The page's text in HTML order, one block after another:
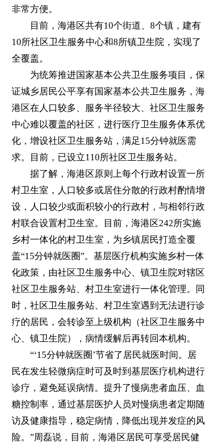
非常方便。
目前，海港区共有10个街道、8个镇，建有
10所社区卫生服务中心和8所镇卫生院，实现了
全覆盖。
为统筹推进国家基本公共卫生服务项目，保
证城乡居民公平享有国家基本公共卫生服务，海
港区在人口较多、服务半径较大、社区卫生服务
中心难以覆盖的社区，进行医疗卫生服务体系优
化，增设社区卫生服务站，满足15分钟就医需
求。目前，已设立110所社区卫生服务站。
据了解，海港区原则上每个行政村设置一所
村卫生室，人口较多或居住分散的行政村酌情增
设，人口较少或面积较小的行政村，与相邻行政
村联合设置村卫生室。目前，海港区242所实施
乡村一体化的村卫生室，为乡镇居民打造全覆
盖“15分钟就医圈”。基层医疗机构实施乡村一体
化政策，由社区卫生服务中心、镇卫生院对辖区
社区卫生服务站、村卫生室进行一体化管理。同
时，社区卫生服务站、村卫生室遇到无法进行诊
疗的居民，会转诊至上级机构（社区卫生服务中
心、镇卫生院），病情缓解后再转回本机构。
“‘15分钟就医圈’节省了居民就医时间。居
民在发生轻微病症时可及时到基层医疗机构进行
诊疗，避免延误病情。提升了慢病患者血压、血
糖控制率，通过基层医护人员对慢病患者定期随
访及健康指导，稳定病情，降低出现并发症的风
险。”周磊说，目前，海港区居民可享受居民健